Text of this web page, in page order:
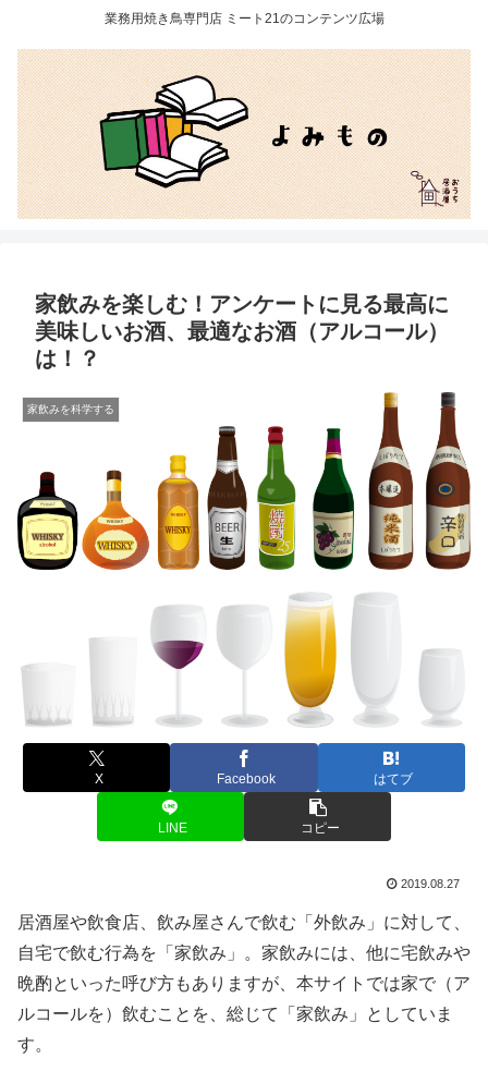
業務用焼き鳥専門店 ミート21のコンテンツ広場
家飲みを楽しむ！アンケートに見る最高に
美味しいお酒、最適なお酒（アルコール）
は！？
家飲みを科学する
X Facebook はてブ
LINE コピー
2019.08.27
居酒屋や飲食店、飲み屋さんで飲む「外飲み」に対して、
自宅で飲む行為を「家飲み」。家飲みには、他に宅飲みや
晩酌といった呼び方もありますが、本サイトでは家で（ア
ルコールを）飲むことを、総じて「家飲み」としていま
す。